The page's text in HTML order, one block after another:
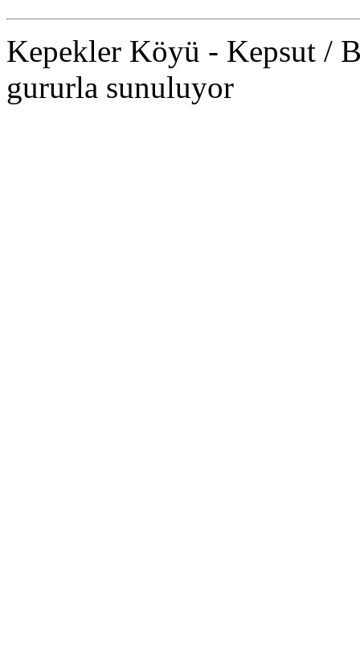
Kepekler Köyü - Kepsut /
gururla sunuluyor